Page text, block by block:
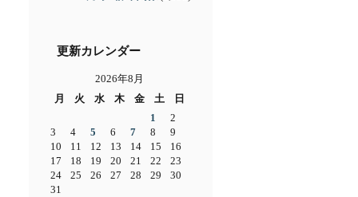
更新カレンダー
2026年8月
月
火 水 木 金 土
日
1
2
3
4 5 6 7 8
9
10
11 12 13 14 15
16
17
18 19 20 21 22
23
24
25 26 27 28 29
30
31